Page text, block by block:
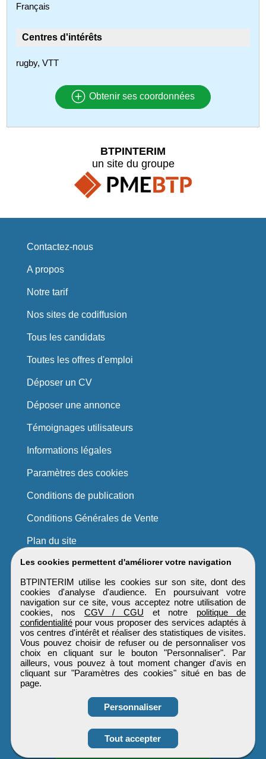
Obtenir ses
coordonnées
Français
Centres d'intérêts
rugby, VTT
Obtenir ses coordonnées
Les cookies permettent d'améliorer votre navigation
BTPINTERIM utilise les cookies sur son site, dont des
cookies d'analyse d'audience. En poursuivant votre
navigation sur ce site, vous acceptez notre utilisation de
cookies, nos CGV / CGU et notre politique de
confidentialitépour vous proposer des services adaptés à
vos centres d'intérêt et réaliser des statistiques de visites.
Vous pouvez choisir de refuser ou de personnaliser vos
choix en cliquant sur le bouton "Personnaliser". Par
ailleurs, vous pouvez à tout moment changer d'avis en
cliquant sur "Paramètres des cookies" situé en bas de
page.
Personnaliser
Tout accepter
BTPINTERIM
un site du groupe
Contactez-nous
A propos
Notre tarif
Nos sites de codiffusion
Tous les candidats
Toutes les offres d'emploi
Déposer un CV
Déposer une annonce
Témoignages utilisateurs
Informations légales
Paramètres des cookies
Conditions de publication
Conditions Générales de Vente
Plan du site
BTPINTERIM